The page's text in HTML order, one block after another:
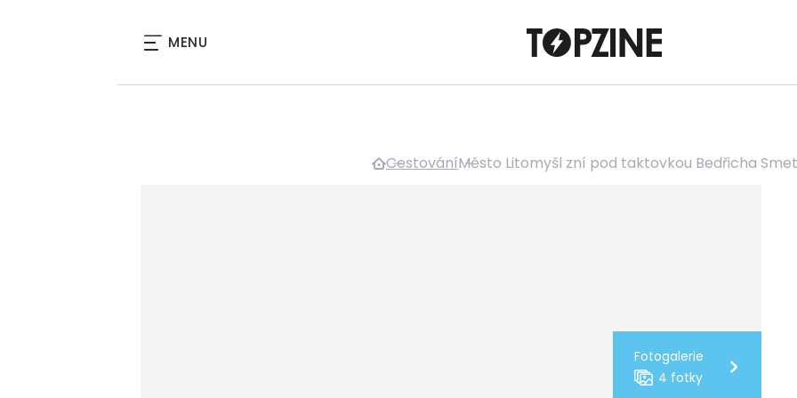
MENU
CestováníMěsto Litomyšl zní pod taktovkou Bedřicha
Fotogalerie
4 fotky